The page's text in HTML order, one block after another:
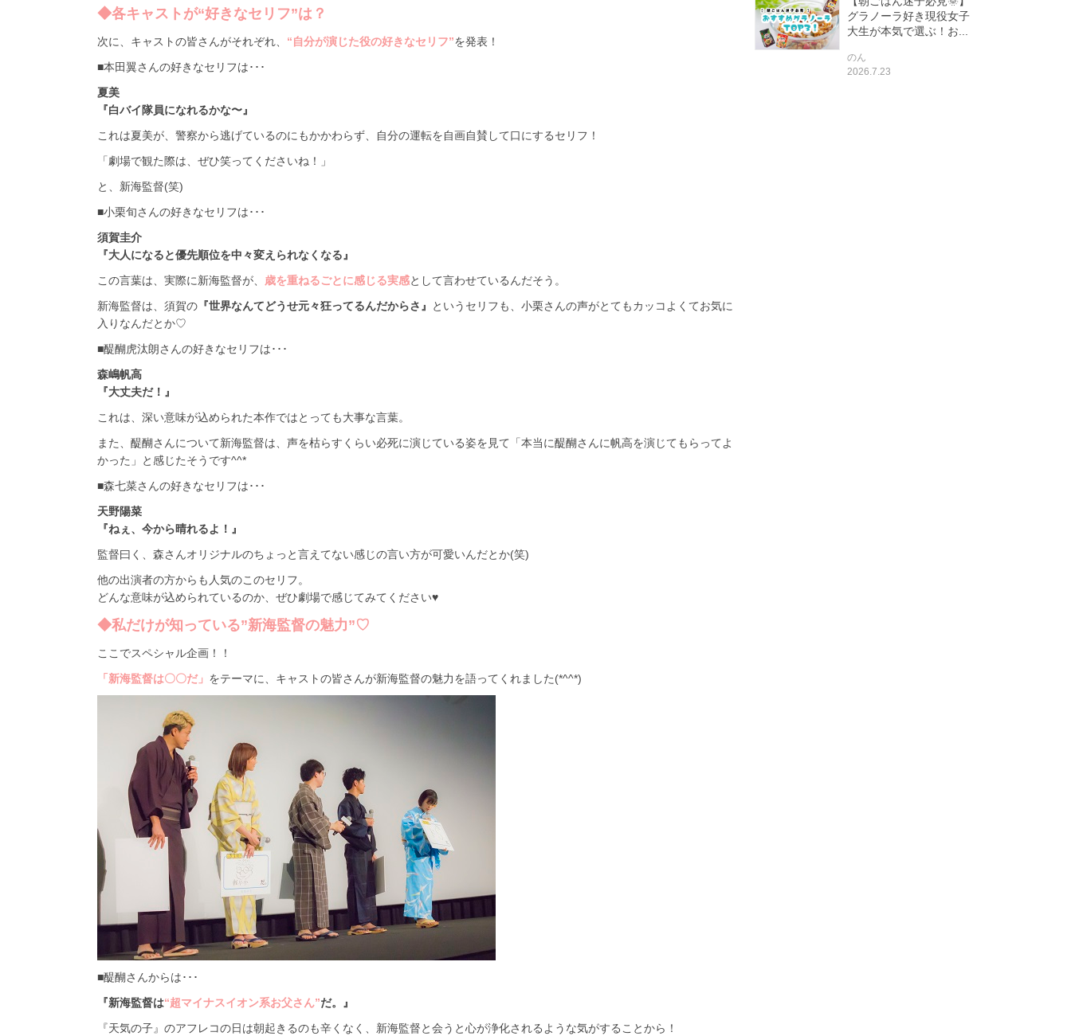
◆各キャストが“好きなセリフ”は？
次に、キャストの皆さんがそれぞれ、 “自分が演じた役の好きなセリフ”を発表！
■本田翼さんの好きなセリフは･･･
夏美
『白バイ隊員になれるかな〜』
これは夏美が、警察から逃げているのにもかかわらず、自分の運転を自画自賛して口にするセリフ！
「劇場で観た際は、ぜひ笑ってくださいね！」
と、新海監督(笑)
■小栗旬さんの好きなセリフは･･･
須賀圭介
『大人になると優先順位を中々変えられなくなる』
この言葉は、実際に新海監督が、 歳を重ねるごとに感じる実感として言わせているんだそう。
新海監督は、須賀の 『世界なんてどうせ元々狂ってるんだからさ』
というセリフも、小栗さんの声がとてもカッコよくてお気に
入りなんだとか♡
■醍醐虎汰朗さんの好きなセリフは･･･
森嶋帆高
『大丈夫だ！』
これは、深い意味が込められた本作ではとっても大事な言葉。
また、醍醐さんについて新海監督は、声を枯らすくらい必死に演じている姿を見て「本当に醍醐さんに帆高を演じてもらってよ
かった」と感じたそうです^^*
■森七菜さんの好きなセリフは･･･
天野陽菜
『ねぇ、今から晴れるよ！』
監督曰く、森さんオリジナルのちょっと言えてない感じの言い方が可愛いんだとか(笑)
他の出演者の方からも人気のこのセリフ。
どんな意味が込められているのか、ぜひ劇場で感じてみてください♥
◆私だけが知っている”新海監督の魅力”♡
ここでスペシャル企画！！
「新海監督は〇〇だ」 をテーマに、キャストの皆さんが新海監督の魅力を語ってくれました(*^^*)
■醍醐さんからは･･･
『新海監督は“超マイナスイオン系お父さん”だ。』
『天気の子』のアフレコの日は朝起きるのも辛くなく、新海監督と会うと心が浄化されるような気がすることから！
グラノーラ好き現役女子
大生が本気で選ぶ！お...
のん
2026.7.23